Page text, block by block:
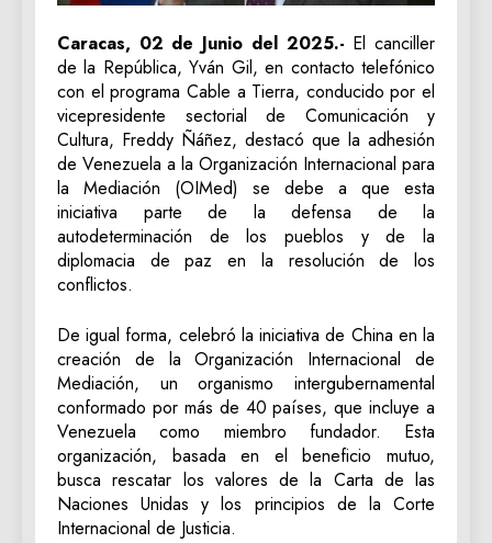
Caracas, 02 de Junio del 2025.- El canciller
de la República, Yván Gil, en contacto telefónico
con el programa Cable a Tierra, conducido por el
vicepresidente sectorial de Comunicación y
Cultura, Freddy Ñáñez, destacó que la adhesión
de Venezuela a la Organización Internacional para
la Mediación (OIMed) se debe a que esta
iniciativa parte de la defensa de la
autodeterminación de los pueblos y de la
diplomacia de paz en la resolución de los
conflictos.
De igual forma, celebró la iniciativa de China en la
creación de la Organización Internacional de
Mediación, un organismo intergubernamental
conformado por más de 40 países, que incluye a
Venezuela como miembro fundador. Esta
organización, basada en el beneficio mutuo,
busca rescatar los valores de la Carta de las
Naciones Unidas y los principios de la Corte
Internacional de Justicia.